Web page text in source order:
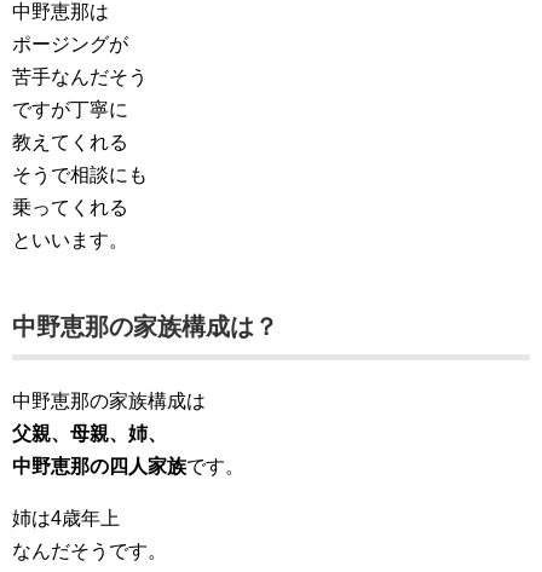
中野恵那は
ポージングが
苦手なんだそう
ですが丁寧に
教えてくれる
そうで相談にも
乗ってくれる
といいます。
中野恵那の家族構成は？
中野恵那の家族構成は
父親、母親、姉、
中野恵那の四人家族です。
姉は4歳年上
なんだそうです。